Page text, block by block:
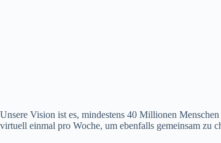
Unsere Vision ist es, mindestens 40 Millionen
virtuell einmal pro Woche, um ebenfalls gemeinsam zu